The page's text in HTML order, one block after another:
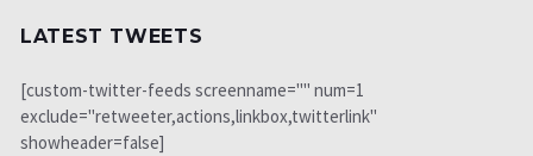
LATEST TWEETS
[custom-twitter-feeds screenname="" num=1
exclude="retweeter,actions,linkbox,twitterlink"
showheader=false]